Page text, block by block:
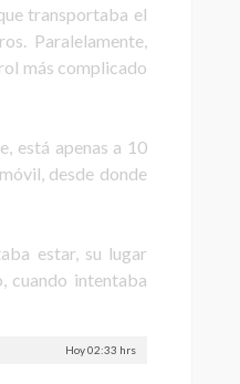
transportaba el
Paralelamente,
más complicado
está apenas a 10
desde donde
estar, su lugar
cuando intentaba
Hoy 02:33 hrs